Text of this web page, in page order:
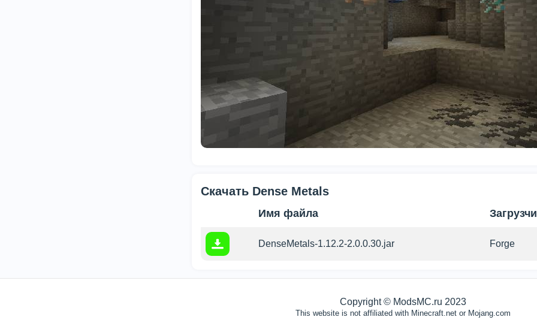
Скачать Dense Metals
Имя файла
DenseMetals-1.12.2-2.0.0.30.jar Forge
Copyright © ModsMC.ru 2023
This website is not affiliated with Minecraft.net or Mojang.com